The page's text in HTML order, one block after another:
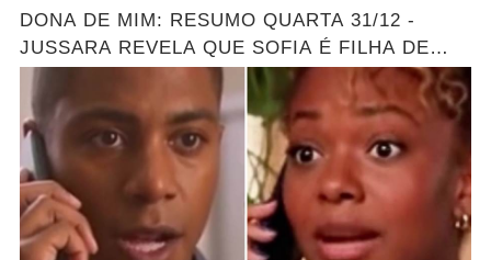
DONA DE MIM: RESUMO QUARTA 31/12 -
JUSSARA REVELA QUE SOFIA É FILHA DE
MARLON - GRANDE REVELAÇÃO